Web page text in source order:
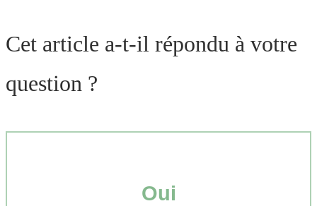
Cet article a-t-il répondu à votre
question ?
Oui